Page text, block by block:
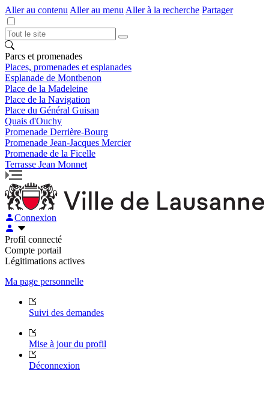
Aller au contenu Aller au menu Aller à la recherche Partager
Parcs et promenades
Places, promenades et esplanades
Esplanade de Montbenon
Place de la Madeleine
Place de la Navigation
Place du Général Guisan
Quais d'Ouchy
Promenade Derrière-Bourg
Promenade Jean-Jacques Mercier
Promenade de la Ficelle
Terrasse Jean Monnet
Connexion
Profil connecté
Compte portail
Légitimations actives
Ma page personnelle
Suivi des demandes
Mise à jour du profil
Déconnexion